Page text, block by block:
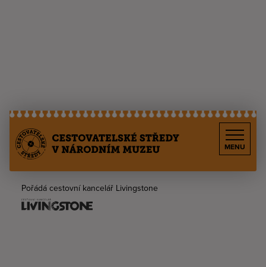
MENU
Pořádá cestovní kancelář Livingstone